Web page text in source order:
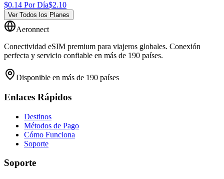
$0.14 Por Día$2.10
Ver Todos los Planes
Aeronnect
Conectividad eSIM premium para viajeros globales. Conexión
perfecta y servicio confiable en más de 190 países.
Disponible en más de 190 países
Enlaces Rápidos
Destinos
Métodos de Pago
Cómo Funciona
Soporte
Soporte